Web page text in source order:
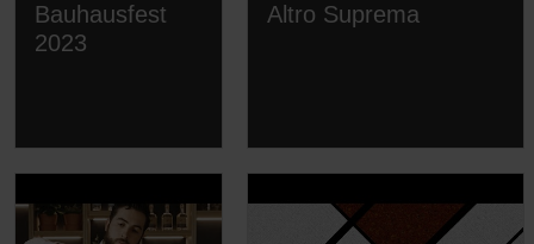
Bauhausfest
2023
Altro Suprema